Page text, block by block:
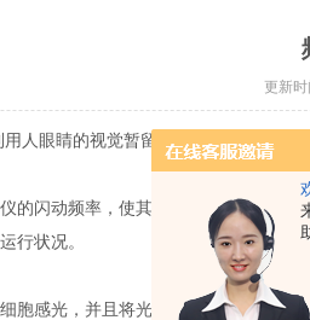
更新
眼睛的视觉暂留，使动态的物体静
闪动频率，使其与被测物体的转动或
行状况。
感光，并且将光信号转换为神经电流